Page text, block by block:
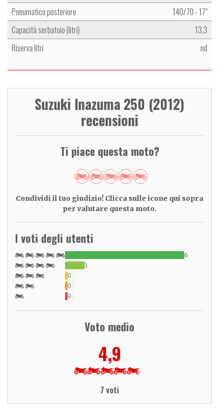
Pneumatico posteriore
140/70 - 17"
Capacità serbatoio (litri)
13,3
Riserva litri
nd
Suzuki Inazuma 250 (2012)
recensioni
Ti piace questa moto?
Condividi il tuo giudizio! Clicca sulle icone qui sopra
per valutare questa moto.
I voti degli utenti
6
1
0
0
0
Voto medio
4,9
7 voti